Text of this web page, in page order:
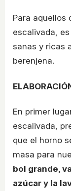
Para aquellos
escalivada,
sanas y ricas
berenjena.
En primer
escalivada,
que el horno
masa para
bol grande,
azúcar y la